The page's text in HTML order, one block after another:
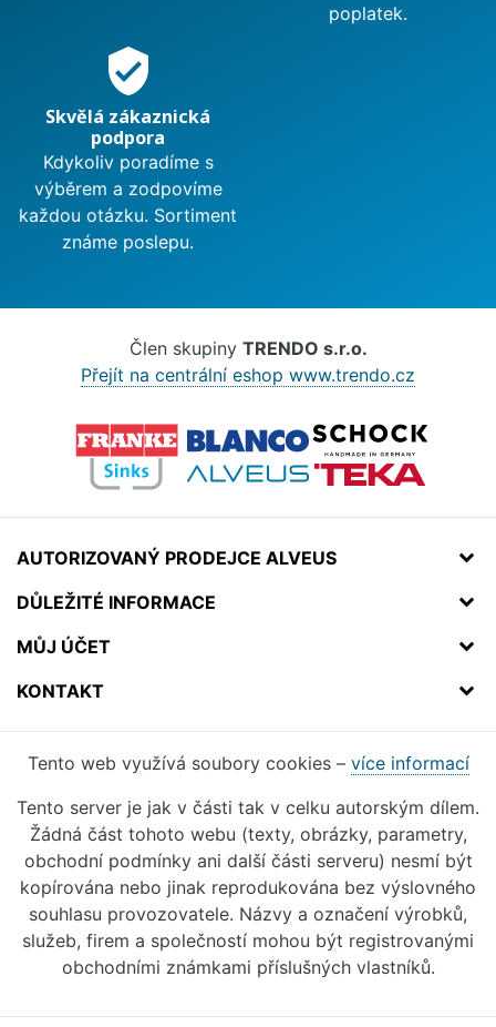
poplatek.
verified_user
Skvělá zákaznická
podpora
Kdykoliv poradíme s
výběrem a zodpovíme
každou otázku. Sortiment
známe poslepu.
Člen skupiny TRENDO s.r.o.
Přejít na centrální eshop www.trendo.cz
AUTORIZOVANÝ PRODEJCE ALVEUS
DŮLEŽITÉ INFORMACE
MŮJ ÚČET
KONTAKT
Tento web využívá soubory cookies – více informací
Tento server je jak v části tak v celku autorským dílem.
Žádná část tohoto webu (texty, obrázky, parametry,
obchodní podmínky ani další části serveru) nesmí být
kopírována nebo jinak reprodukována bez výslovného
souhlasu provozovatele. Názvy a označení výrobků,
služeb, firem a společností mohou být registrovanými
obchodními známkami příslušných vlastníků.